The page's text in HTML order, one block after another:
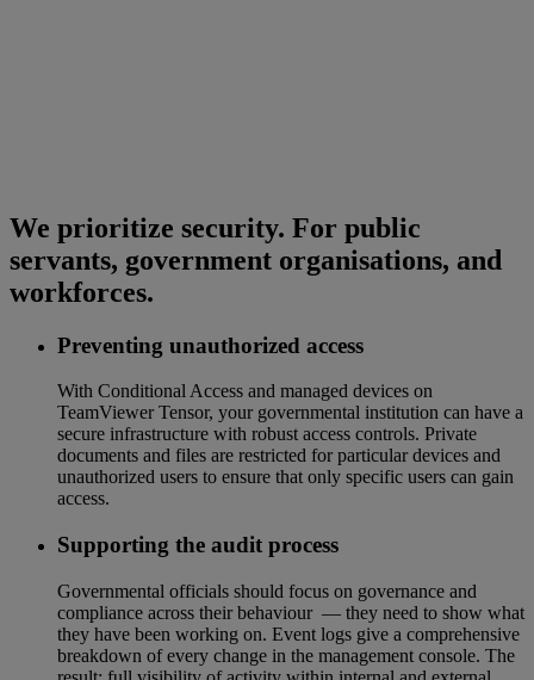
We prioritize security. For public
servants, government organisations, and
workforces.
Preventing unauthorized access
With Conditional Access and managed devices on
TeamViewer Tensor, your governmental institution can have a
secure infrastructure with robust access controls. Private
documents and files are restricted for particular devices and
unauthorized users to ensure that only specific users can gain
access.
Supporting the audit process
Governmental officials should focus on governance and
compliance across their behaviour — they need to show what
they have been working on. Event logs give a comprehensive
breakdown of every change in the management console. The